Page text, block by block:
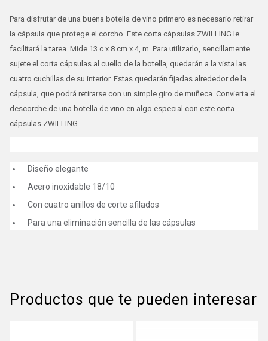
Para disfrutar de una buena botella de vino primero es necesario retirar
la cápsula que protege el corcho. Este corta cápsulas ZWILLING le
facilitará la tarea. Mide 13 c x 8 cm x 4, m. Para utilizarlo, sencillamente
sujete el corta cápsulas al cuello de la botella, quedarán a la vista las
cuatro cuchillas de su interior. Estas quedarán fijadas alrededor de la
cápsula, que podrá retirarse con un simple giro de muñeca. Convierta el
descorche de una botella de vino en algo especial con este corta
cápsulas ZWILLING.
Diseño elegante
Acero inoxidable 18/10
Con cuatro anillos de corte afilados
Para una eliminación sencilla de las cápsulas
Productos que te pueden interesar